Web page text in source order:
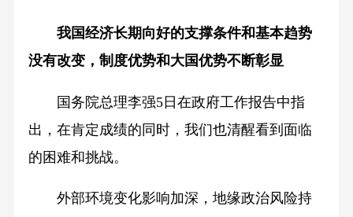
我国经济长期向好的支撑条件和基本趋势
没有改变，制度优势和大国优势不断彰显
国务院总理李强5日在政府工作报告中指
出，在肯定成绩的同时，我们也清醒看到面临
的困难和挑战。
外部环境变化影响加深，地缘政治风险持